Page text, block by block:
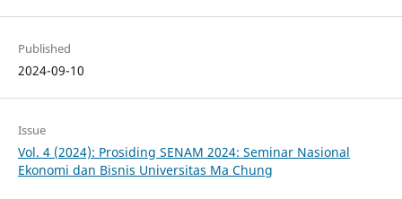
Published
2024-09-10
Issue
Vol. 4 (2024): Prosiding SENAM 2024: Seminar Nasional
Ekonomi dan Bisnis Universitas Ma Chung